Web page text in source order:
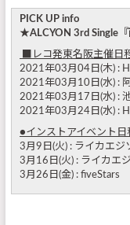
PICK UP info
★ALCYON 3rd Single
■レコ発東名阪主催日
2021年03月04日(木) :
2021年03月10日(水) :
2021年03月17日(水) :
2021年03月24日(水) :
●インストアイベント日
3月9日(火) : ライカエジ
3月16日(火) : ライカエ
3月26日(金) : fiveStars